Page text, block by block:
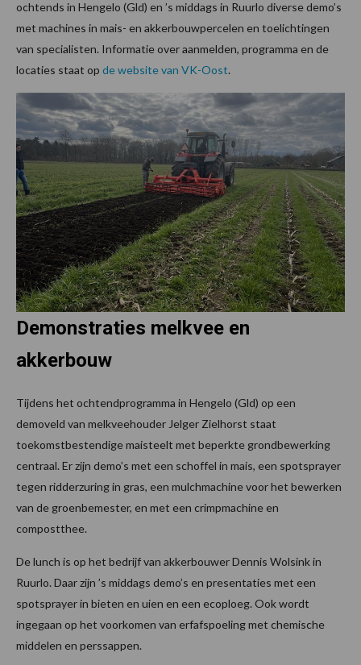
ochtends in Hengelo (Gld) en ’s middags in Ruurlo diverse demo’s
met machines in mais- en akkerbouwpercelen en toelichtingen
van specialisten. Informatie over aanmelden, programma en de
locaties staat op de website van VK-Oost.
Demonstraties melkvee en
akkerbouw
Tijdens het ochtendprogramma in Hengelo (Gld) op een
demoveld van melkveehouder Jelger Zielhorst staat
toekomstbestendige maisteelt met beperkte grondbewerking
centraal. Er zijn demo’s met een schoffel in mais, een spotsprayer
tegen ridderzuring in gras, een mulchmachine voor het bewerken
van de groenbemester, en met een crimpmachine en
compostthee.
De lunch is op het bedrijf van akkerbouwer Dennis Wolsink in
Ruurlo. Daar zijn ’s middags demo’s en presentaties met een
spotsprayer in bieten en uien en een ecoploeg. Ook wordt
ingegaan op het voorkomen van erfafspoeling met chemische
middelen en perssappen.